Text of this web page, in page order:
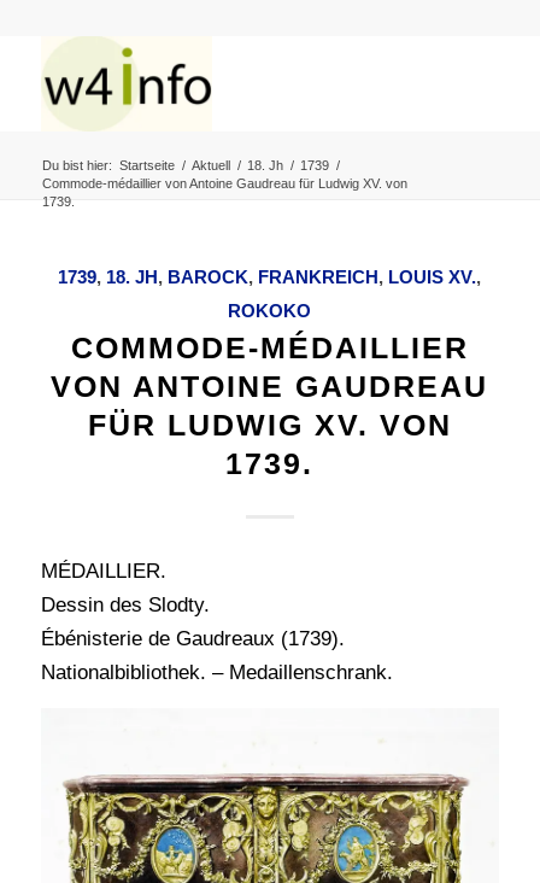
Du bist hier: Startseite / Aktuell / 18. Jh / 1739 /
Commode-médaillier von Antoine Gaudreau für Ludwig XV. von
1739.
1739, 18. JH, BAROCK, FRANKREICH, LOUIS XV.,
ROKOKO
COMMODE-MÉDAILLIER
VON ANTOINE GAUDREAU
FÜR LUDWIG XV. VON
1739.
MÉDAILLIER.
Dessin des Slodty.
Ébénisterie de Gaudreaux (1739).
Nationalbibliothek. – Medaillenschrank.